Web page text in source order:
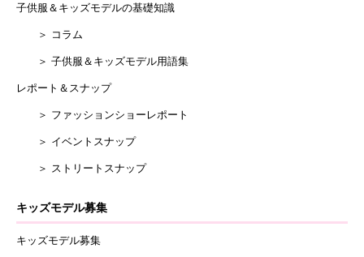
子供服＆キッズモデルの基礎知識
＞ コラム
＞ 子供服＆キッズモデル用語集
レポート＆スナップ
＞ ファッションショーレポート
＞ イベントスナップ
＞ ストリートスナップ
キッズモデル募集
キッズモデル募集